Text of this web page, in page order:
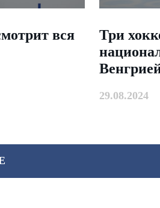
вся
Три
29.08.2024